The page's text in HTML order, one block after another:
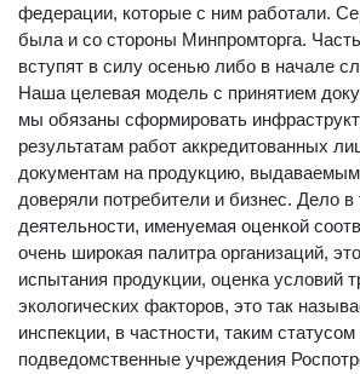
федерации, которые с ним работали.
была и со стороны Минпромторга.
вступят в силу осенью либо в начале
Наша целевая модель с принятием
мы обязаны сформировать
результатам работ аккредитованных
документам на продукцию,
доверяли потребители и бизнес. Дело
деятельности, именуемая оценкой
очень широкая палитра организаций,
испытания продукции, оценка условий
экологических факторов, это так
инспекции, в частности, таким
подведомственные учреждения